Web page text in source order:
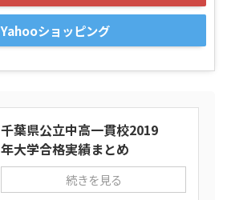
Yahooショッピング
千葉県公立中高一貫校2019
年大学合格実績まとめ
続きを見る